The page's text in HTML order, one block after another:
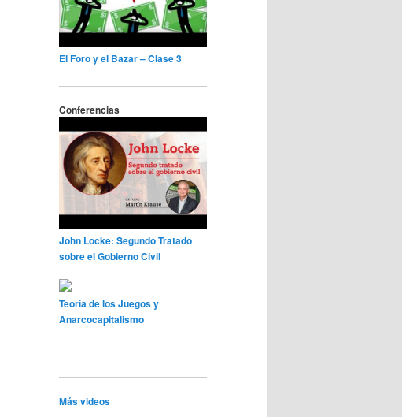
El Foro y el Bazar – Clase 3
Conferencias
John Locke: Segundo Tratado
sobre el Gobierno Civil
Teoría de los Juegos y
Anarcocapitalismo
Más videos